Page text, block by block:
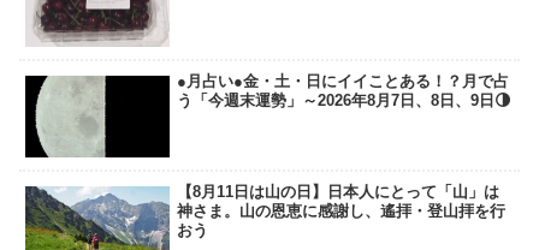
●月占い●金・土・日にイイことある！？月で占
う「今週末運勢」～2026年8月7日、8日、9日🌗
【8月11日は山の日】日本人にとって「山」は
神さま。山の恩恵に感謝し、遙拝・登山拝を行
おう